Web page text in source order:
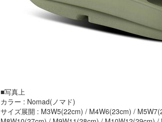
■写真上
カラー : Nomad(ノマド)
サイズ展開 : M3W5(22cm) / M4W6(23cm) /